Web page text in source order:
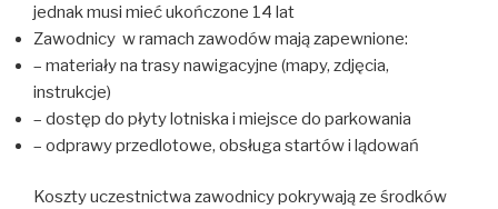
jednak musi mieć ukończone 14 lat
Zawodnicy w ramach zawodów mają zapewnione:
– materiały na trasy nawigacyjne (mapy, zdjęcia,
instrukcje)
– dostęp do płyty lotniska i miejsce do parkowania
– odprawy przedlotowe, obsługa startów i lądowań
Koszty uczestnictwa zawodnicy pokrywają ze środków